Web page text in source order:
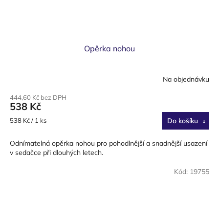
Opěrka nohou
Na objednávku
444,60 Kč bez DPH
538 Kč
Měrná
538 Kč / 1 ks Do košíku
Odnímatelná opěrka nohou pro pohodlnější a snadnější usazení
v sedačce při dlouhých letech.
Kód: 19755